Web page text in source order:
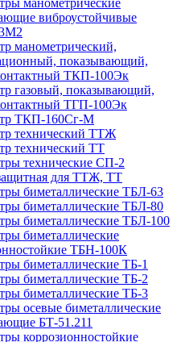
манометрические
виброустойчивые
манометрический,
показывающий,
ТКП-100Эк
газовый, показывающий,
ТГП-100Эк
ТКП-160Сг-М
технический ТТЖ
технический ТТ
технические СП-2
для ТТЖ, ТТ
биметаллические ТБЛ-63
биметаллические ТБЛ-80
биметаллические ТБЛ-100
биметаллические
ТБН-100К
биметаллические ТБ-1
биметаллические ТБ-2
биметаллические ТБ-3
осевые биметаллические
БТ-51.211
коррозионностойкие